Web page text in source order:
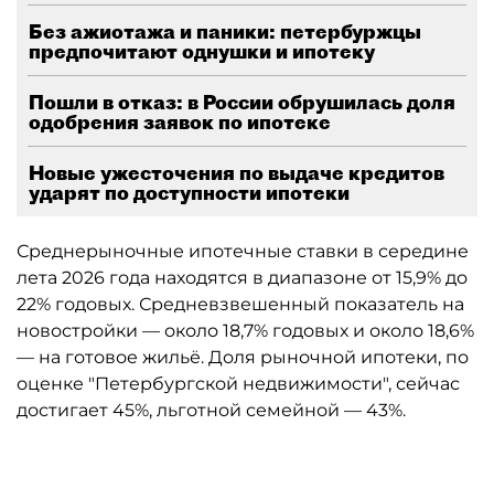
Без ажиотажа и паники: петербуржцы
предпочитают однушки и ипотеку
Пошли в отказ: в России обрушилась доля
одобрения заявок по ипотеке
Новые ужесточения по выдаче кредитов
ударят по доступности ипотеки
Среднерыночные ипотечные ставки в середине
лета 2026 года находятся в диапазоне от 15,9% до
22% годовых. Средневзвешенный показатель на
новостройки — около 18,7% годовых и около 18,6%
— на готовое жильё. Доля рыночной ипотеки, по
оценке "Петербургской недвижимости", сейчас
достигает 45%, льготной семейной — 43%.